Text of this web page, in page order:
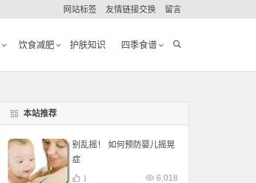
网站标签 友情链接交换 留言
饮食减肥 护肤知识 四季食谱
本站推荐
别乱摇！ 如何预防婴儿摇晃
症
6,018
1